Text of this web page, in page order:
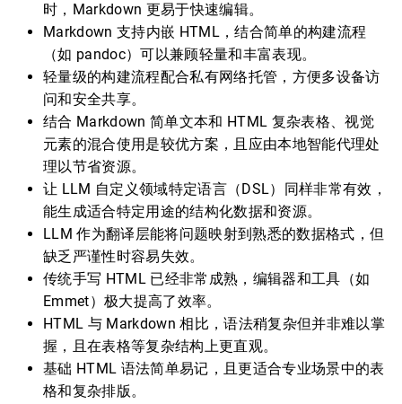
时，Markdown 更易于快速编辑。
Markdown 支持内嵌 HTML，结合简单的构建流程
（如 pandoc）可以兼顾轻量和丰富表现。
轻量级的构建流程配合私有网络托管，方便多设备访
问和安全共享。
结合 Markdown 简单文本和 HTML 复杂表格、视觉
元素的混合使用是较优方案，且应由本地智能代理处
理以节省资源。
让 LLM 自定义领域特定语言（DSL）同样非常有效，
能生成适合特定用途的结构化数据和资源。
LLM 作为翻译层能将问题映射到熟悉的数据格式，但
缺乏严谨性时容易失效。
传统手写 HTML 已经非常成熟，编辑器和工具（如
Emmet）极大提高了效率。
HTML 与 Markdown 相比，语法稍复杂但并非难以掌
握，且在表格等复杂结构上更直观。
基础 HTML 语法简单易记，且更适合专业场景中的表
格和复杂排版。